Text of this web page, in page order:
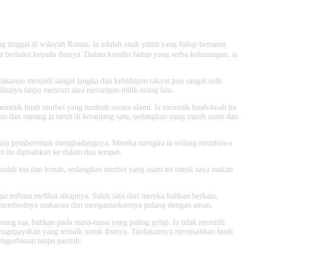
tinggal di wilayah Runan. Ia adalah anak yatim yang hidup bersama
kepada ibunya. Dalam kondisi hidup yang serba kekurangan, ia
menjadi sangat langka dan kehidupan rakyat pun sangat sulit.
tanpa mencuri atau merampas milik orang lain.
buah murbei yang tumbuh secara alami. Ia memetik buah-buah itu
dan matang ia taruh di keranjang satu, sedangkan yang masih asam dan
pemberontak menghadangnya. Mereka mengira ia sedang membawa
itu dipisahkan ke dalam dua tempat.
tua dan lemah, sedangkan murbei yang asam ini untuk saya makan
terharu melihat sikapnya. Salah satu dari mereka bahkan berkata,
makanan dan mengantarkannya pulang dengan aman.
tua, bahkan pada masa-masa yang paling gelap. Ia tidak memilih
yang terbaik untuk ibunya. Tindakannya memisahkan buah
tanpa pamrih.